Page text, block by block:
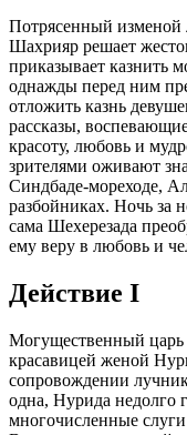
Потрясенный
Шахрияр решает
приказывает казнить
однажды перед ним
отложить казнь
рассказы,
красоту, любовь и
зрителями оживают
Синдбаде-мореходе,
разбойниках. Ночь за
сама Шехерезада
ему веру в любовь и
Действие I
Могущественный царь
красавицей женой
сопровождении
одна, Нурида недолго
многочисленные